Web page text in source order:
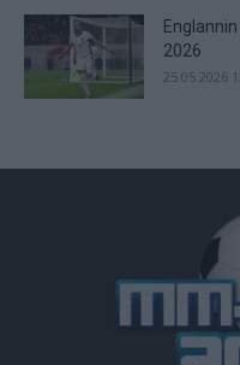
2026
25.05.2026